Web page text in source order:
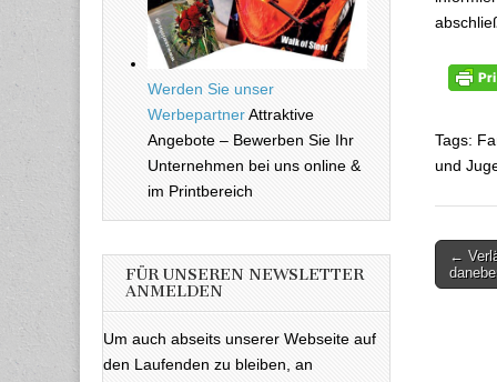
Tags:
und
←
Werden Sie unser
WerbepartnerAttraktive
Angebote – Bewerben Sie Ihr
Unternehmen bei uns online &
im Printbereich
FÜR UNSEREN NEWSLETTER
ANMELDEN
Um auch abseits unserer Webseite auf
den Laufenden zu bleiben, an